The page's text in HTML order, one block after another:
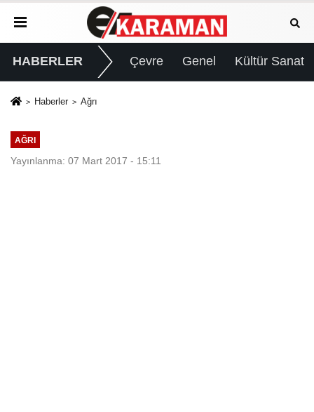
HABERLER Çevre Genel Kültür Sanat
Haberler Ağrı
AĞRI
Yayınlanma: 07 Mart 2017 - 15:11